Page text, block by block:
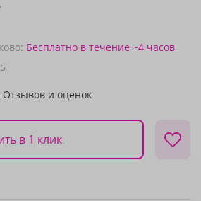
Бесплатно в течение ~4 часов
5
Отзывов и оценок
в 1 клик